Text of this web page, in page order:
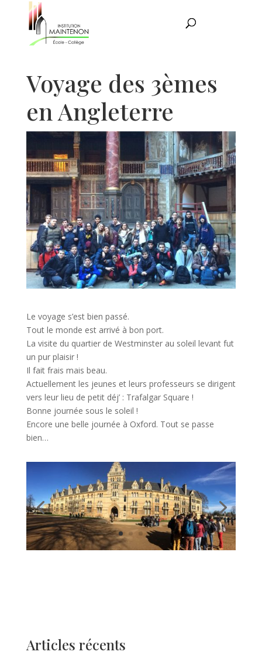
Voyage des 3èmes
en Angleterre
Le voyage s’est bien passé.
Tout le monde est arrivé à bon port.
La visite du quartier de Westminster au soleil levant fut
un pur plaisir !
Il fait frais mais beau.
Actuellement les jeunes et leurs professeurs se dirigent
vers leur lieu de petit déj’ : Trafalgar Square !
Bonne journée sous le soleil !
Encore une belle journée à Oxford. Tout se passe
bien…
Articles récents